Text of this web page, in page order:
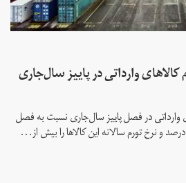
کالاهای وارداتی در پاییز سال‌جاری
وارداتی در فصل پاییز سال‌جاری نسبت به فصل